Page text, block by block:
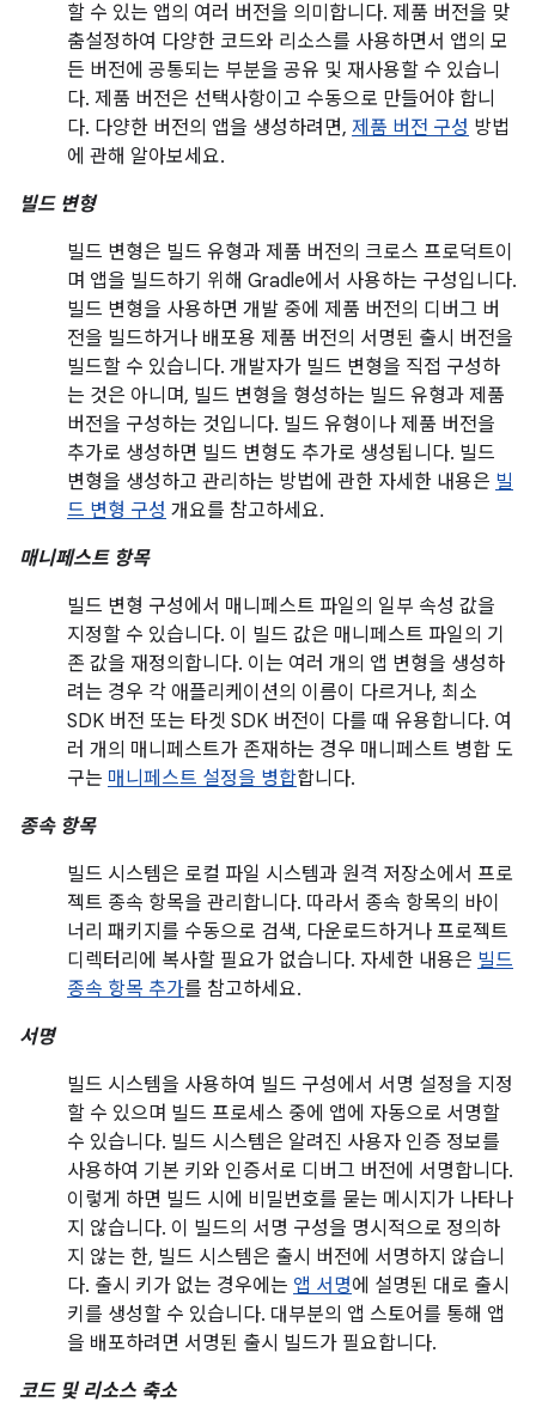
할 수 있는 앱의 여러 버전을 의미합니다. 제품 버전을 맞
춤설정하여 다양한 코드와 리소스를 사용하면서 앱의 모
든 버전에 공통되는 부분을 공유 및 재사용할 수 있습니
다. 제품 버전은 선택사항이고 수동으로 만들어야 합니
다. 다양한 버전의 앱을 생성하려면, 제품 버전 구성 방법
에 관해 알아보세요.
빌드 변형
빌드 변형은 빌드 유형과 제품 버전의 크로스 프로덕트이
며 앱을 빌드하기 위해 Gradle에서 사용하는 구성입니다.
빌드 변형을 사용하면 개발 중에 제품 버전의 디버그 버
전을 빌드하거나 배포용 제품 버전의 서명된 출시 버전을
빌드할 수 있습니다. 개발자가 빌드 변형을 직접 구성하
는 것은 아니며, 빌드 변형을 형성하는 빌드 유형과 제품
버전을 구성하는 것입니다. 빌드 유형이나 제품 버전을
추가로 생성하면 빌드 변형도 추가로 생성됩니다. 빌드
변형을 생성하고 관리하는 방법에 관한 자세한 내용은 빌
드 변형 구성 개요를 참고하세요.
매니페스트 항목
빌드 변형 구성에서 매니페스트 파일의 일부 속성 값을
지정할 수 있습니다. 이 빌드 값은 매니페스트 파일의 기
존 값을 재정의합니다. 이는 여러 개의 앱 변형을 생성하
려는 경우 각 애플리케이션의 이름이 다르거나, 최소
SDK 버전 또는 타겟 SDK 버전이 다를 때 유용합니다. 여
러 개의 매니페스트가 존재하는 경우 매니페스트 병합 도
구는 매니페스트 설정을 병합합니다.
종속 항목
빌드 시스템은 로컬 파일 시스템과 원격 저장소에서 프로
젝트 종속 항목을 관리합니다. 따라서 종속 항목의 바이
너리 패키지를 수동으로 검색, 다운로드하거나 프로젝트
디렉터리에 복사할 필요가 없습니다. 자세한 내용은 빌드
종속 항목 추가를 참고하세요.
서명
빌드 시스템을 사용하여 빌드 구성에서 서명 설정을 지정
할 수 있으며 빌드 프로세스 중에 앱에 자동으로 서명할
수 있습니다. 빌드 시스템은 알려진 사용자 인증 정보를
사용하여 기본 키와 인증서로 디버그 버전에 서명합니다.
이렇게 하면 빌드 시에 비밀번호를 묻는 메시지가 나타나
지 않습니다. 이 빌드의 서명 구성을 명시적으로 정의하
지 않는 한, 빌드 시스템은 출시 버전에 서명하지 않습니
다. 출시 키가 없는 경우에는 앱 서명에 설명된 대로 출시
키를 생성할 수 있습니다. 대부분의 앱 스토어를 통해 앱
을 배포하려면 서명된 출시 빌드가 필요합니다.
코드 및 리소스 축소